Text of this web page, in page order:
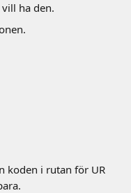
ha den.
koden i rutan för UR